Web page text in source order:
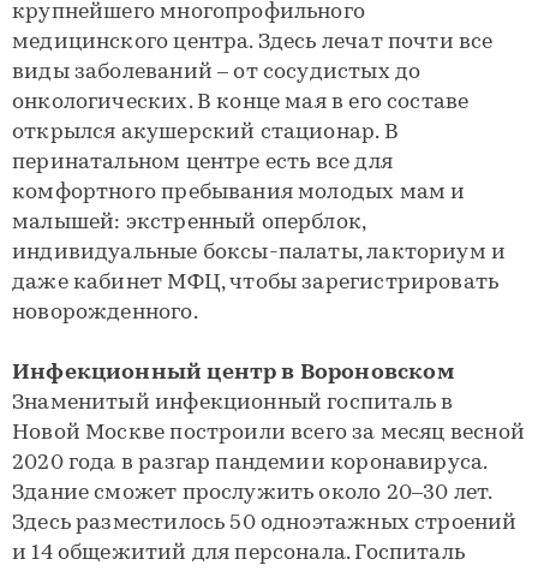
крупнейшего многопрофильного
медицинского центра. Здесь лечат почти все
виды заболеваний – от сосудистых до
онкологических. В конце мая в его составе
открылся акушерский стационар. В
перинатальном центре есть все для
комфортного пребывания молодых мам и
малышей: экстренный оперблок,
индивидуальные боксы-палаты, лакториум и
даже кабинет МФЦ, чтобы зарегистрировать
новорожденного.
Инфекционный центр в Вороновском
Знаменитый инфекционный госпиталь в
Новой Москве построили всего за месяц весной
2020 года в разгар пандемии коронавируса.
Здание сможет прослужить около 20–30 лет.
Здесь разместилось 50 одноэтажных строений
и 14 общежитий для персонала. Госпиталь